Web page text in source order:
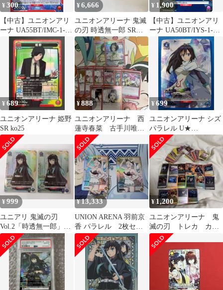
¥300
【中古】ユニオンアリ
ーナ UA55BT/IMC-1-
088[C]：渋谷 凛
¥6,666
ユニオンアリーナ 鬼滅
の刃 時透無一郎 SR★
パラレル U★ SP SR
AP
¥ 1,900
【中古】ユニオンアリ
ーナ UA50BT/IYS-1-
027[R★]：(キラ)奈落
¥689
ユニオンアリーナ 姫野
SR ko25
¥888
ユニオンアリーナ 西
蓮寺春菜 古手川唯
SR
¥699
ユニオンアリーナ シズ
パラレル U★
EX09BT/TSK-2-015
¥999
ユニアリ 鬼滅の刃
Vol.2「時透無一郎」
《優勝プロモーション
カード》２枚セット
¥13,333
UNION ARENA 羽前京
香 パラレル 2枚セッ
ト
¥ 1,200
ユニオンアリーナ 鬼
滅の刃 トレカ カー
ド まとめ売り 大量
セット